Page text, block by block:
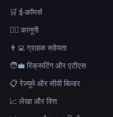
🛒 ई-कॉमर्स
👩‍⚖️ कानूनी
👨‍💻 ग्राहक सहेयता
🧑‍💼 रिक्रूटिंग और एटीएस
📋 रेज़्यूमे और सीवी बिल्डर
📈 लेखा और वित्त